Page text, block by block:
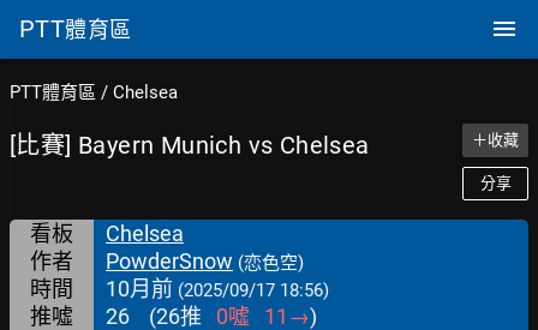
PTT體育區
PTT體育區 / Chelsea
[比賽] Bayern Munich vs Chelsea ＋收藏
分享
看板
Chelsea
作者
PowderSnow (恋色空)
時間 10月前 (2025/09/17 18:56)
推噓 26 (26推 0噓 11 →)